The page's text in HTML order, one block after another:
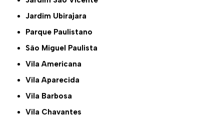
Jardim Ubirajara
Parque Paulistano
São Miguel Paulista
Vila Americana
Vila Aparecida
Vila Barbosa
Vila Chavantes